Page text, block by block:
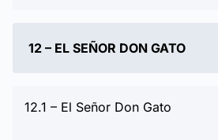
12 – EL SEÑOR DON GATO
12.1 – El Señor Don Gato